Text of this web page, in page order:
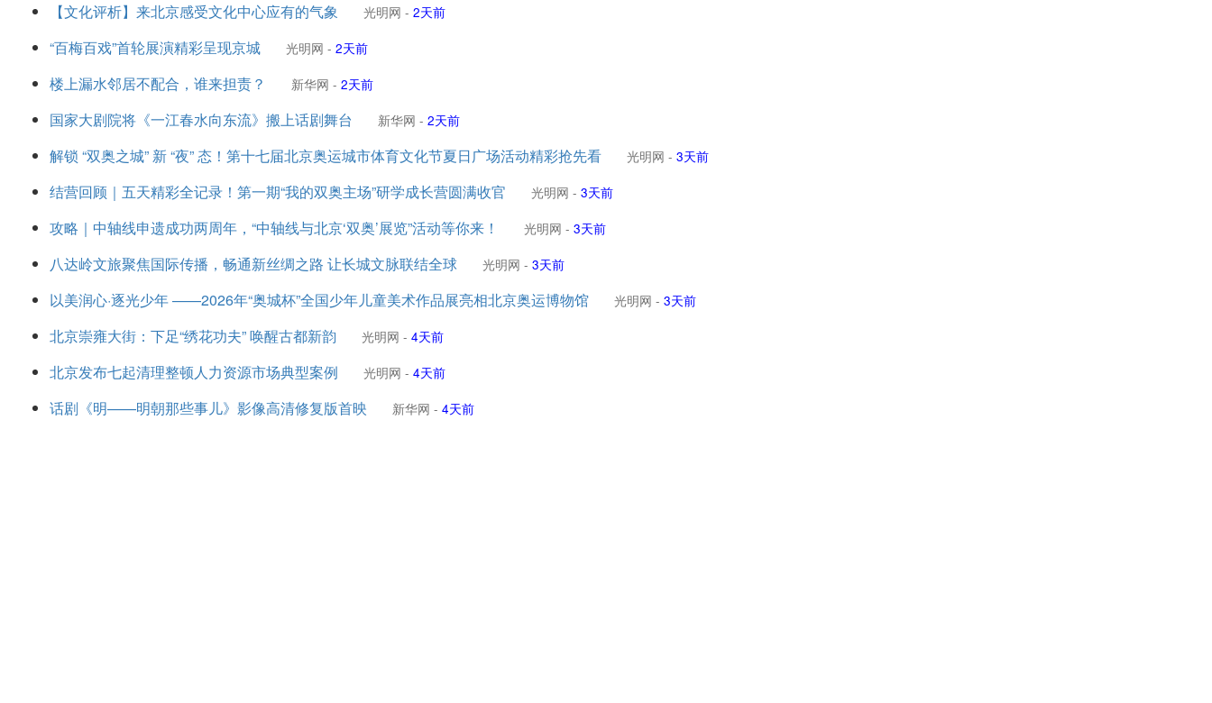
【文化评析】来北京感受文化中心应有的气象 光明网 - 2天前
“百梅百戏”首轮展演精彩呈现京城 光明网 - 2天前
楼上漏水邻居不配合，谁来担责？ 新华网 - 2天前
国家大剧院将《一江春水向东流》搬上话剧舞台 新华网 - 2天前
解锁 “双奥之城” 新 “夜” 态！第十七届北京奥运城市体育文化节夏日广场活动精彩抢先看 光明网 - 3天前
结营回顾｜五天精彩全记录！第一期“我的双奥主场”研学成长营圆满收官 光明网 - 3天前
攻略｜中轴线申遗成功两周年，“中轴线与北京‘双奥’展览”活动等你来！ 光明网 - 3天前
八达岭文旅聚焦国际传播，畅通新丝绸之路 让长城文脉联结全球 光明网 - 3天前
以美润心·逐光少年 ——2026年“奥城杯”全国少年儿童美术作品展亮相北京奥运博物馆 光明网 - 3天前
北京崇雍大街：下足“绣花功夫” 唤醒古都新韵 光明网 - 4天前
北京发布七起清理整顿人力资源市场典型案例 光明网 - 4天前
话剧《明——明朝那些事儿》影像高清修复版首映 新华网 - 4天前